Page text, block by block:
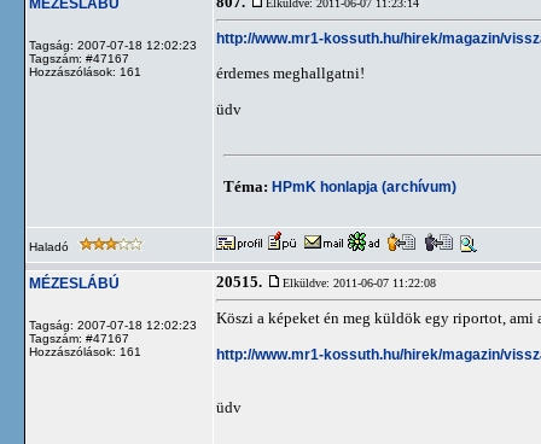
MÉZESLÁBÚ
Tagság: 2007-07-18 12:02:23
Tagszám: #47167
Hozzászólások: 161
Elküldve: 2011-06-07 11:23:14
http://www.mr1-kossuth.hu/hirek/magazin/
érdemes meghallgatni!
üdv
Téma: HPmK honlapja (archívum)
Haladó
MÉZESLÁBÚ
Tagság: 2007-07-18 12:02:23
Tagszám: #47167
Hozzászólások: 161
20515. Elküldve: 2011-06-07 11:22:08
Köszi a képeket én meg küldök egy riportot, ami
http://www.mr1-kossuth.hu/hirek/magazin/
üdv